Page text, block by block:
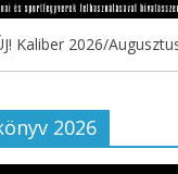
Kaliber 2026/
2026